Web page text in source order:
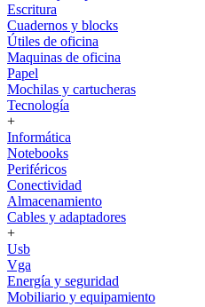
Escritura
Cuadernos y blocks
Útiles de oficina
Maquinas de oficina
Papel
Mochilas y cartucheras
Tecnología
+
Informática
Notebooks
Periféricos
Conectividad
Almacenamiento
Cables y adaptadores
+
Usb
Vga
Energía y seguridad
Mobiliario y equipamiento